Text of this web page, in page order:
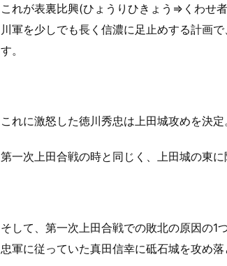
これが表裏比興(ひょうりひきょう⇒くわせ
川軍を少しでも長く信濃に足止めする計画
す。
これに激怒した徳川秀忠は上田城攻めを決定
第一次上田合戦の時と同じく、上田城の東に
そして、第一次上田合戦での敗北の原因の1
忠軍に従っていた真田信幸に砥石城を攻め落